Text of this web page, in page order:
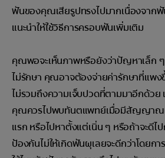
ฟันของคุณเสียรูปทรงไปมากเนื่องจาก
แนะนำให้ใช้วิธีการครอบฟันเพิ่มเติม
คุณพอจะเห็นภาพหรือยังว่าปัญหาเล็ก
ไม่รักษา คุณอาจต้องจ่ายค่ารักษาที่แพง
ไม่รวมถึงความเจ็บปวดที่ตามมาอีกด้วย
คุณควรไปพบทันตแพทย์เมื่อมีสัญญาณ
แรก หรือไปหาตั้งแต่เนิ่น ๆ หรือถ้าจะดี
ป้องกันไม่ให้เกิดฟันผุเลยจะดีกว่าโดยก